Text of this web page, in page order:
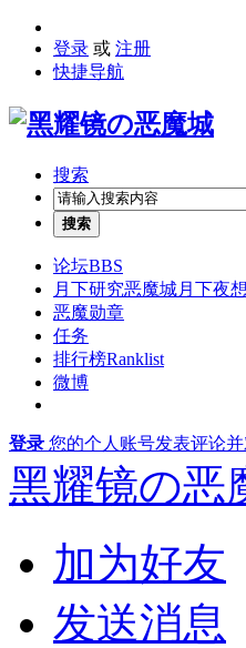
登录 或 注册
快捷导航
搜索
搜索
论坛BBS
月下研究恶魔城月下夜
恶魔勋章
任务
排行榜Ranklist
微博
登录 您的个人账号发表评论
黑耀镜の恶
加为好友
发送消息